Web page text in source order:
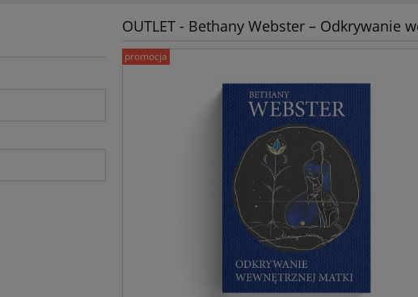
OUTLET - Bethany Webster – Odkrywanie
promocja